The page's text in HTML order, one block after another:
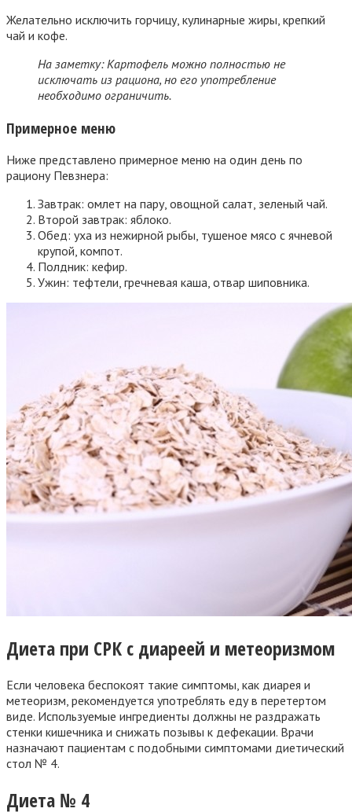
Желательно исключить горчицу, кулинарные жиры, крепкий
чай и кофе.
На заметку: Картофель можно полностью не
исключать из рациона, но его употребление
необходимо ограничить.
Примерное меню
Ниже представлено примерное меню на один день по
рациону Певзнера:
Завтрак: омлет на пару, овощной салат, зеленый чай.
Второй завтрак: яблоко.
Обед: уха из нежирной рыбы, тушеное мясо с ячневой
крупой, компот.
Полдник: кефир.
Ужин: тефтели, гречневая каша, отвар шиповника.
Диета при СРК с диареей и метеоризмом
Если человека беспокоят такие симптомы, как диарея и
метеоризм, рекомендуется употреблять еду в перетертом
виде. Используемые ингредиенты должны не раздражать
стенки кишечника и снижать позывы к дефекации. Врачи
назначают пациентам с подобными симптомами диетический
стол № 4.
Диета № 4